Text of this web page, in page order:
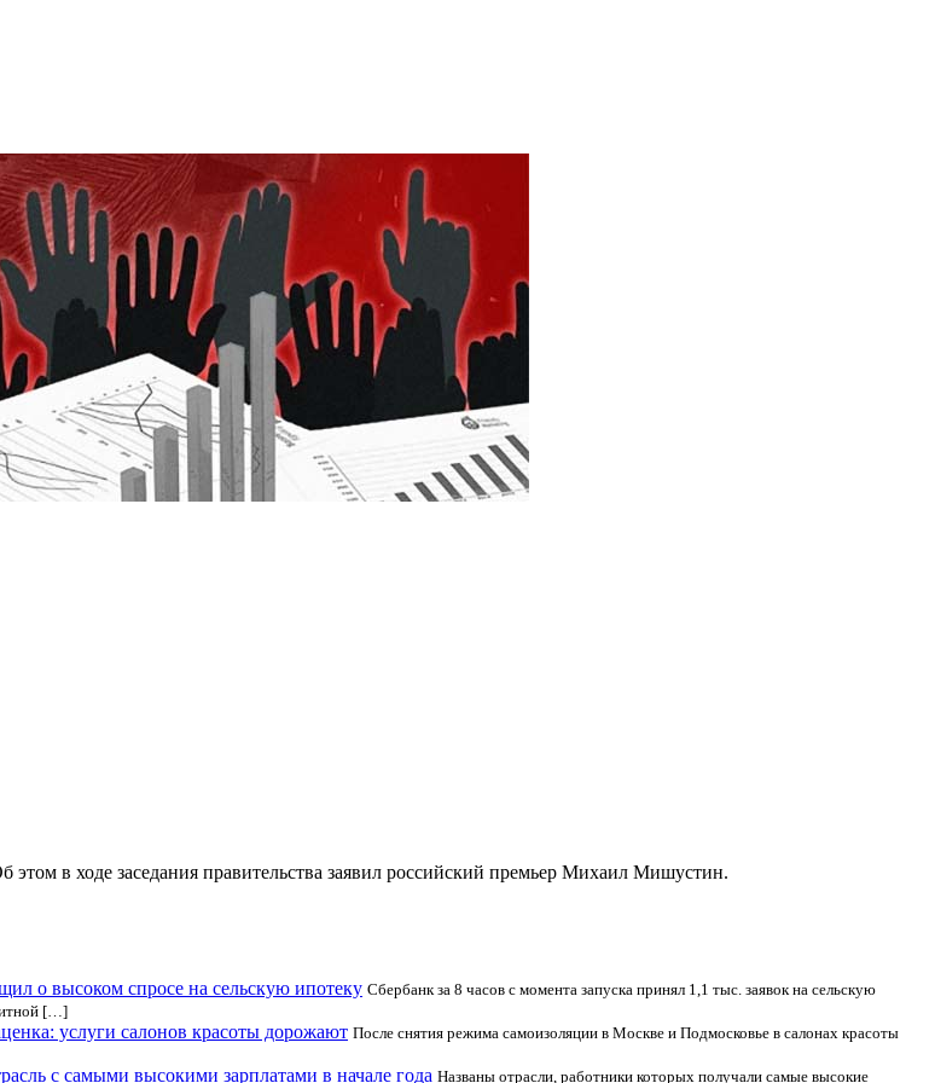
в ходе заседания правительства заявил российский премьер Михаил Мишустин.
о высоком спросе на сельскую ипотеку Сбербанк за 8 часов с момента запуска принял 1,1 тыс. заявок на сельскую
[…]
услуги салонов красоты дорожают После снятия режима самоизоляции в Москве и Подмосковье в салонах красоты
с самыми высокими зарплатами в начале года Названы отрасли, работники которых получали самые высокие